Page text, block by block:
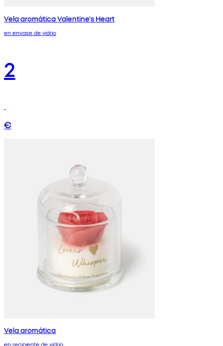
Vela aromática Valentine's Heart
en envase de vidrio
2
€
Vela aromática
en recipiente de vidrio